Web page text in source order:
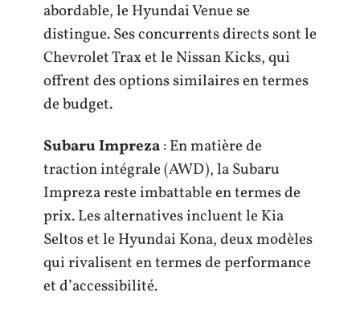
abordable, le Hyundai Venue se
distingue. Ses concurrents directs sont le
Chevrolet Trax et le Nissan Kicks, qui
offrent des options similaires en termes
de budget.
Subaru Impreza: En matière de
traction intégrale (AWD), la Subaru
Impreza reste imbattable en termes de
prix. Les alternatives incluent le Kia
Seltos et le Hyundai Kona, deux modèles
qui rivalisent en termes de performance
et d’accessibilité.